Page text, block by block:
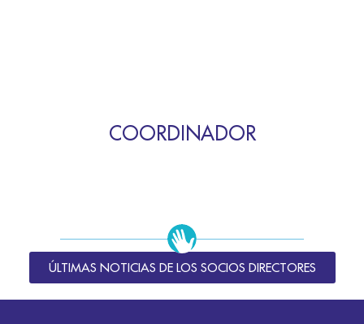
COORDINADOR
ÚLTIMAS NOTICIAS DE LOS SOCIOS DIRECTORES